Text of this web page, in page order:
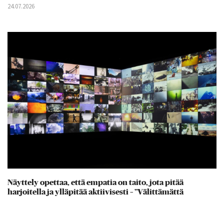
24.07.2026
Näyttely opettaa, että empatia on taito, jota pitää
harjoitella ja ylläpitää aktiivisesti – ”Välittämättä